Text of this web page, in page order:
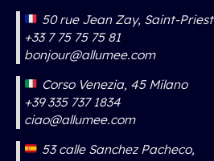
50 rue Jean Zay, Saint-Priest
+33 7 75 75 75 81
bonjour@allumee.com
Corso Venezia, 45 Milano
+39 335 737 1834
ciao@allumee.com
53 calle Sanchez Pacheco,